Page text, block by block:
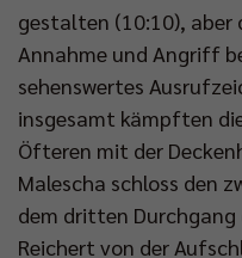
gestalten (10:10), aber
Annahme und Angriff
sehenswertes
insgesamt kämpften
Öfteren mit der
Malescha schloss den
dem dritten Durchgang
Reichert von der